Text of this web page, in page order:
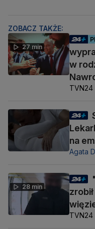
ZOBACZ TAKŻE:
27 min
w
TVN24
na
Agata
28 min
TVN24